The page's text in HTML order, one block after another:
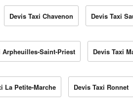
Devis Taxi Chavenon Devis Taxi
Arpheuilles-Saint-Priest Devis Taxi
La Petite-Marche Devis Taxi Ronnet